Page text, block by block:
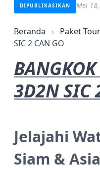
DIPUBLIKASIKAN Mei
Beranda › Paket Tour
SIC 2 CAN GO
3D2N SIC
Jelajahi
Siam &